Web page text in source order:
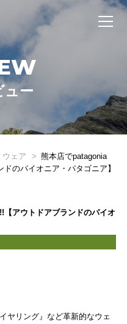
?
ュー
ウェア
熊本店でpatagonia
のパイオニア・パタゴニア】
アウトドアブランドのパイオ
ヤリング』など革新的なウェ